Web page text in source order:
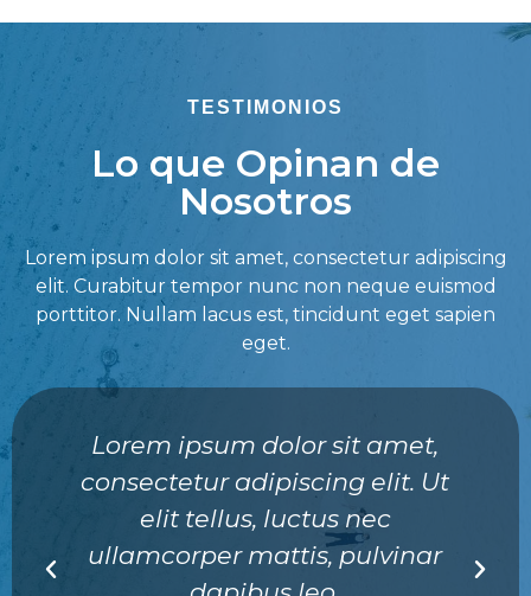
TESTIMONIOS
Lo que Opinan de
Nosotros
Lorem ipsum dolor sit amet, consectetur adipiscing
elit. Curabitur tempor nunc non neque euismod
porttitor. Nullam lacus est, tincidunt eget sapien
eget.
Lorem ipsum dolor sit amet,
consectetur adipiscing elit. Ut
elit tellus, luctus nec
ullamcorper mattis, pulvinar